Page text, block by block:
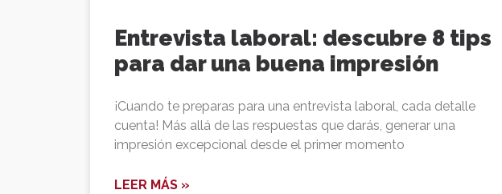
Entrevista laboral: descubre 8 tips
para dar una buena impresión
¡Cuando te preparas para una entrevista laboral, cada detalle
cuenta! Más allá de las respuestas que darás, generar una
impresión excepcional desde el primer momento
LEER MÁS »